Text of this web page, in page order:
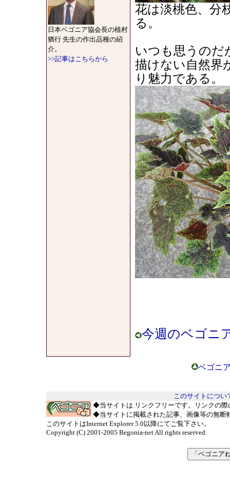
日本ベゴニア協会長の植村
猶行 先生の作出品種の紹
介。
>>記事はこちらから
花は淡桃色、分
る。
いつも思うのだ
描けない自然界
り魅力である。
今週のベゴニ
ベゴニ
このサイトについ
◆当サイトは. リンクフリーです。リンクの
◆当サイトに掲載された記事、画像等の無断
このサイトはInternet Explorer 5.0以降にてご覧下さい。
Copyright (C) 2001-2005 Begonia-net All rights reserved.